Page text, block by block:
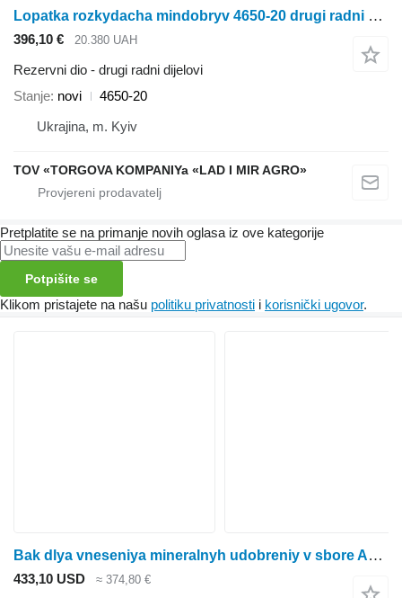
Lopatka rozkydacha mindobryv 4650-20 drugi radni dijelovi za Bogballe rasipača gnojiva
396,10 € 20.380 UAH
Rezervni dio - drugi radni dijelovi
Stanje novi
4650-20
Ukrajina, m. Kyiv
TOV «TORGOVA KOMPANIYa «LAD I MIR AGRO»
Pretplatite se na primanje novih oglasa iz ove kategorije
Potpišite se
Klikom pristajete na našu politiku privatnosti i korisnički ugovor.
Bak dlya vneseniya mineralnyh udobreniy v sbore A22413, AA75352 Bak APU2111 za John Deere rasipača gnojiva
433,10 USD ≈ 374,80 €